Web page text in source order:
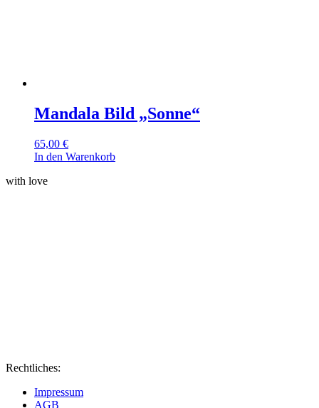
Mandala Bild „Sonne“
65,00 €
In den Warenkorb
with love
Rechtliches:
Impressum
AGB